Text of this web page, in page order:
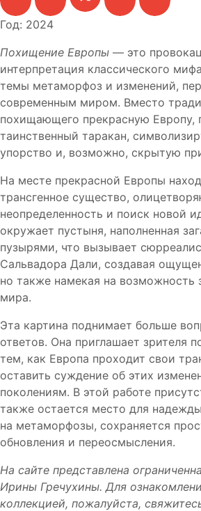
Год: 2024
Похищение Европы — это
интерпретация классического
темы метаморфоз и изменений,
современным миром. Вместо
похищающего прекрасную Европу,
таинственный таракан,
упорство и, возможно, скрытую
На месте прекрасной Европы
трансгенное существо,
неопределенность и поиск новой
окружает пустыня, наполненная
пузырями, что вызывает
Сальвадора Дали, создавая
но также намекая на возможность
мира.
Эта картина поднимает больше
ответов. Она приглашает зрителя
тем, как Европа проходит свои
оставить суждение об этих
поколениям. В этой работе
также остается место для
на метаморфозы, сохраняется
обновления и переосмысления.
На сайте представлена
Ирины Гречухины. Для
коллекцией, пожалуйста,